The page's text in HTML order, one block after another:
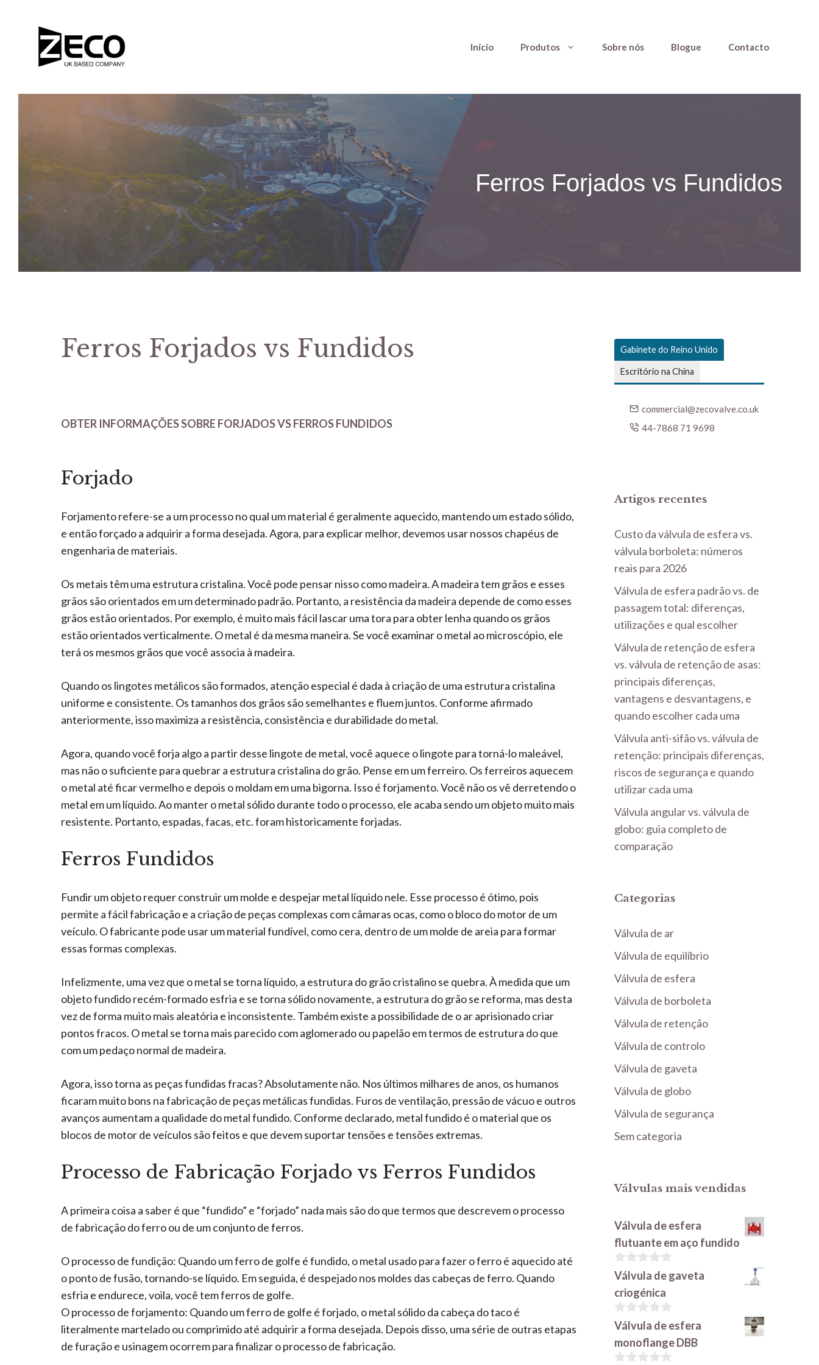
Início Produtos Sobre nós Blogue Contacto
Ferros Forjados vs Fundidos
Ferros Forjados vs Fundidos
OBTER INFORMAÇÕES SOBRE FORJADOS VS FERROS FUNDIDOS
Forjado
Forjamento refere-se a um processo no qual um material é geralmente aquecido, mantendo um estado sólido,
e então forçado a adquirir a forma desejada. Agora, para explicar melhor, devemos usar nossos chapéus de
engenharia de materiais.
Os metais têm uma estrutura cristalina. Você pode pensar nisso como madeira. A madeira tem grãos e esses
grãos são orientados em um determinado padrão. Portanto, a resistência da madeira depende de como esses
grãos estão orientados. Por exemplo, é muito mais fácil lascar uma tora para obter lenha quando os grãos
estão orientados verticalmente. O metal é da mesma maneira. Se você examinar o metal ao microscópio, ele
terá os mesmos grãos que você associa à madeira.
Quando os lingotes metálicos são formados, atenção especial é dada à criação de uma estrutura cristalina
uniforme e consistente. Os tamanhos dos grãos são semelhantes e fluem juntos. Conforme afirmado
anteriormente, isso maximiza a resistência, consistência e durabilidade do metal.
Agora, quando você forja algo a partir desse lingote de metal, você aquece o lingote para torná-lo maleável,
mas não o suficiente para quebrar a estrutura cristalina do grão. Pense em um ferreiro. Os ferreiros aquecem
o metal até ficar vermelho e depois o moldam em uma bigorna. Isso é forjamento. Você não os vê derretendo o
metal em um líquido. Ao manter o metal sólido durante todo o processo, ele acaba sendo um objeto muito mais
resistente. Portanto, espadas, facas, etc. foram historicamente forjadas.
Ferros Fundidos
Fundir um objeto requer construir um molde e despejar metal líquido nele. Esse processo é ótimo, pois
permite a fácil fabricação e a criação de peças complexas com câmaras ocas, como o bloco do motor de um
veículo. O fabricante pode usar um material fundível, como cera, dentro de um molde de areia para formar
essas formas complexas.
Infelizmente, uma vez que o metal se torna líquido, a estrutura do grão cristalino se quebra. À medida que um
objeto fundido recém-formado esfria e se torna sólido novamente, a estrutura do grão se reforma, mas desta
vez de forma muito mais aleatória e inconsistente. Também existe a possibilidade de o ar aprisionado criar
pontos fracos. O metal se torna mais parecido com aglomerado ou papelão em termos de estrutura do que
com um pedaço normal de madeira.
Agora, isso torna as peças fundidas fracas? Absolutamente não. Nos últimos milhares de anos, os humanos
ficaram muito bons na fabricação de peças metálicas fundidas. Furos de ventilação, pressão de vácuo e outros
avanços aumentam a qualidade do metal fundido. Conforme declarado, metal fundido é o material que os
blocos de motor de veículos são feitos e que devem suportar tensões e tensões extremas.
Processo de Fabricação Forjado vs Ferros Fundidos
A primeira coisa a saber é que “fundido” e “forjado” nada mais são do que termos que descrevem o processo
de fabricação do ferro ou de um conjunto de ferros.
O processo de fundição: Quando um ferro de golfe é fundido, o metal usado para fazer o ferro é aquecido até
o ponto de fusão, tornando-se líquido. Em seguida, é despejado nos moldes das cabeças de ferro. Quando
esfria e endurece, voila, você tem ferros de golfe.
O processo de forjamento: Quando um ferro de golfe é forjado, o metal sólido da cabeça do taco é
literalmente martelado ou comprimido até adquirir a forma desejada. Depois disso, uma série de outras etapas
de furação e usinagem ocorrem para finalizar o processo de fabricação.
Gabinete do Reino Unido
Escritório na China
commercial@zecovalve.co.uk
44-7868 71 9698
Artigos recentes
Custo da válvula de esfera vs.
válvula borboleta: números
reais para 2026
Válvula de esfera padrão vs. de
passagem total: diferenças,
utilizações e qual escolher
Válvula de retenção de esfera
vs. válvula de retenção de asas:
principais diferenças,
vantagens e desvantagens, e
quando escolher cada uma
Válvula anti-sifão vs. válvula de
retenção: principais diferenças,
riscos de segurança e quando
utilizar cada uma
Válvula angular vs. válvula de
globo: guia completo de
comparação
Categorias
Válvula de ar
Válvula de equilíbrio
Válvula de esfera
Válvula de borboleta
Válvula de retenção
Válvula de controlo
Válvula de gaveta
Válvula de globo
Válvula de segurança
Sem categoria
Válvulas mais vendidas
Válvula de esfera
flutuante em aço fundido
0
m
5
Válvula de gaveta
criogénica
0
m
5
Válvula de esfera
monoflange DBB